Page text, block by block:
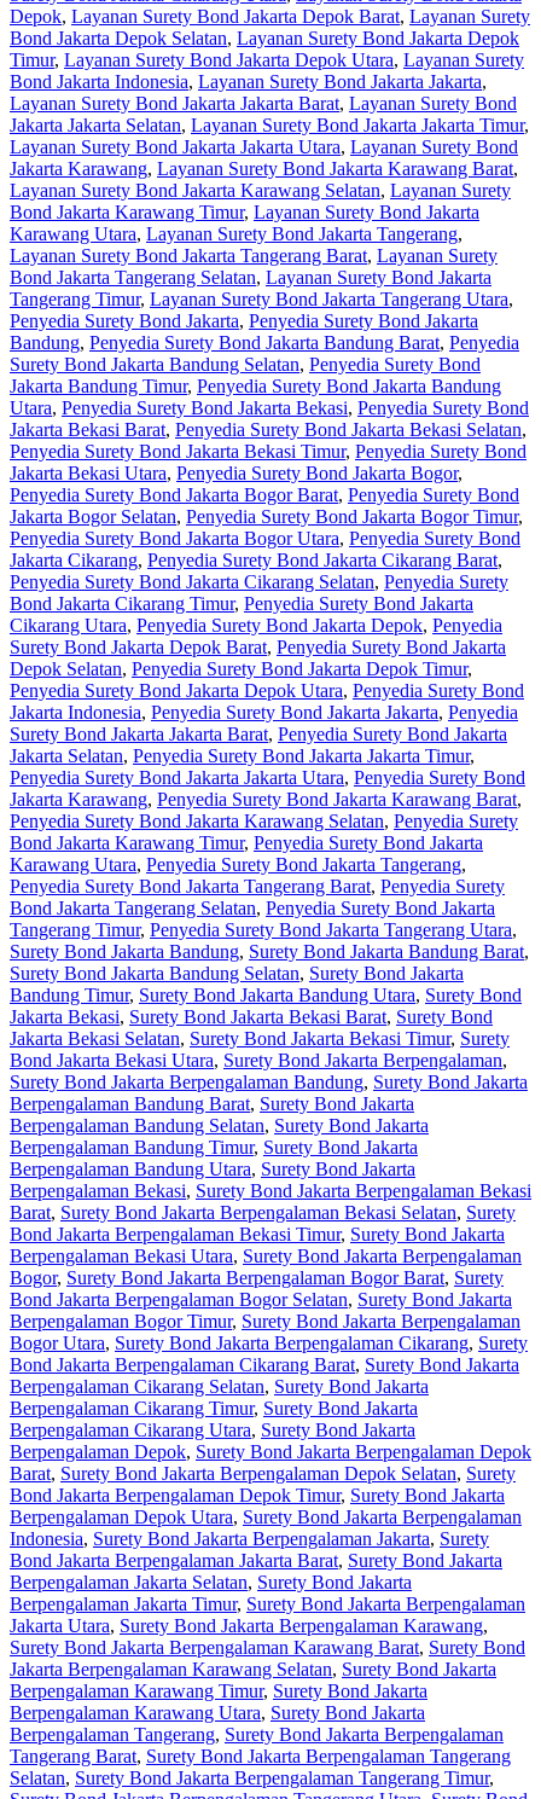
Depok, Layanan Surety Bond Jakarta Depok Barat, Layanan Surety
Bond Jakarta Depok Selatan, Layanan Surety Bond Jakarta Depok
Timur, Layanan Surety Bond Jakarta Depok Utara, Layanan Surety
Bond Jakarta Indonesia, Layanan Surety Bond Jakarta Jakarta,
Layanan Surety Bond Jakarta Jakarta Barat, Layanan Surety Bond
Jakarta Jakarta Selatan, Layanan Surety Bond Jakarta Jakarta Timur,
Layanan Surety Bond Jakarta Jakarta Utara, Layanan Surety Bond
Jakarta Karawang, Layanan Surety Bond Jakarta Karawang Barat,
Layanan Surety Bond Jakarta Karawang Selatan, Layanan Surety
Bond Jakarta Karawang Timur, Layanan Surety Bond Jakarta
Karawang Utara, Layanan Surety Bond Jakarta Tangerang,
Layanan Surety Bond Jakarta Tangerang Barat, Layanan Surety
Bond Jakarta Tangerang Selatan, Layanan Surety Bond Jakarta
Tangerang Timur, Layanan Surety Bond Jakarta Tangerang Utara,
Penyedia Surety Bond Jakarta, Penyedia Surety Bond Jakarta
Bandung, Penyedia Surety Bond Jakarta Bandung Barat, Penyedia
Surety Bond Jakarta Bandung Selatan, Penyedia Surety Bond
Jakarta Bandung Timur, Penyedia Surety Bond Jakarta Bandung
Utara, Penyedia Surety Bond Jakarta Bekasi, Penyedia Surety Bond
Jakarta Bekasi Barat, Penyedia Surety Bond Jakarta Bekasi Selatan,
Penyedia Surety Bond Jakarta Bekasi Timur, Penyedia Surety Bond
Jakarta Bekasi Utara, Penyedia Surety Bond Jakarta Bogor,
Penyedia Surety Bond Jakarta Bogor Barat, Penyedia Surety Bond
Jakarta Bogor Selatan, Penyedia Surety Bond Jakarta Bogor Timur,
Penyedia Surety Bond Jakarta Bogor Utara, Penyedia Surety Bond
Jakarta Cikarang, Penyedia Surety Bond Jakarta Cikarang Barat,
Penyedia Surety Bond Jakarta Cikarang Selatan, Penyedia Surety
Bond Jakarta Cikarang Timur, Penyedia Surety Bond Jakarta
Cikarang Utara, Penyedia Surety Bond Jakarta Depok, Penyedia
Surety Bond Jakarta Depok Barat, Penyedia Surety Bond Jakarta
Depok Selatan, Penyedia Surety Bond Jakarta Depok Timur,
Penyedia Surety Bond Jakarta Depok Utara, Penyedia Surety Bond
Jakarta Indonesia, Penyedia Surety Bond Jakarta Jakarta, Penyedia
Surety Bond Jakarta Jakarta Barat, Penyedia Surety Bond Jakarta
Jakarta Selatan, Penyedia Surety Bond Jakarta Jakarta Timur,
Penyedia Surety Bond Jakarta Jakarta Utara, Penyedia Surety Bond
Jakarta Karawang, Penyedia Surety Bond Jakarta Karawang Barat,
Penyedia Surety Bond Jakarta Karawang Selatan, Penyedia Surety
Bond Jakarta Karawang Timur, Penyedia Surety Bond Jakarta
Karawang Utara, Penyedia Surety Bond Jakarta Tangerang,
Penyedia Surety Bond Jakarta Tangerang Barat, Penyedia Surety
Bond Jakarta Tangerang Selatan, Penyedia Surety Bond Jakarta
Tangerang Timur, Penyedia Surety Bond Jakarta Tangerang Utara,
Surety Bond Jakarta Bandung, Surety Bond Jakarta Bandung Barat,
Surety Bond Jakarta Bandung Selatan, Surety Bond Jakarta
Bandung Timur, Surety Bond Jakarta Bandung Utara, Surety Bond
Jakarta Bekasi, Surety Bond Jakarta Bekasi Barat, Surety Bond
Jakarta Bekasi Selatan, Surety Bond Jakarta Bekasi Timur, Surety
Bond Jakarta Bekasi Utara, Surety Bond Jakarta Berpengalaman,
Surety Bond Jakarta Berpengalaman Bandung, Surety Bond Jakarta
Berpengalaman Bandung Barat, Surety Bond Jakarta
Berpengalaman Bandung Selatan, Surety Bond Jakarta
Berpengalaman Bandung Timur, Surety Bond Jakarta
Berpengalaman Bandung Utara, Surety Bond Jakarta
Berpengalaman Bekasi, Surety Bond Jakarta Berpengalaman Bekasi
Barat, Surety Bond Jakarta Berpengalaman Bekasi Selatan, Surety
Bond Jakarta Berpengalaman Bekasi Timur, Surety Bond Jakarta
Berpengalaman Bekasi Utara, Surety Bond Jakarta Berpengalaman
Bogor, Surety Bond Jakarta Berpengalaman Bogor Barat, Surety
Bond Jakarta Berpengalaman Bogor Selatan, Surety Bond Jakarta
Berpengalaman Bogor Timur, Surety Bond Jakarta Berpengalaman
Bogor Utara, Surety Bond Jakarta Berpengalaman Cikarang, Surety
Bond Jakarta Berpengalaman Cikarang Barat, Surety Bond Jakarta
Berpengalaman Cikarang Selatan, Surety Bond Jakarta
Berpengalaman Cikarang Timur, Surety Bond Jakarta
Berpengalaman Cikarang Utara, Surety Bond Jakarta
Berpengalaman Depok, Surety Bond Jakarta Berpengalaman Depok
Barat, Surety Bond Jakarta Berpengalaman Depok Selatan, Surety
Bond Jakarta Berpengalaman Depok Timur, Surety Bond Jakarta
Berpengalaman Depok Utara, Surety Bond Jakarta Berpengalaman
Indonesia, Surety Bond Jakarta Berpengalaman Jakarta, Surety
Bond Jakarta Berpengalaman Jakarta Barat, Surety Bond Jakarta
Berpengalaman Jakarta Selatan, Surety Bond Jakarta
Berpengalaman Jakarta Timur, Surety Bond Jakarta Berpengalaman
Jakarta Utara, Surety Bond Jakarta Berpengalaman Karawang,
Surety Bond Jakarta Berpengalaman Karawang Barat, Surety Bond
Jakarta Berpengalaman Karawang Selatan, Surety Bond Jakarta
Berpengalaman Karawang Timur, Surety Bond Jakarta
Berpengalaman Karawang Utara, Surety Bond Jakarta
Berpengalaman Tangerang, Surety Bond Jakarta Berpengalaman
Tangerang Barat, Surety Bond Jakarta Berpengalaman Tangerang
Selatan, Surety Bond Jakarta Berpengalaman Tangerang Timur,